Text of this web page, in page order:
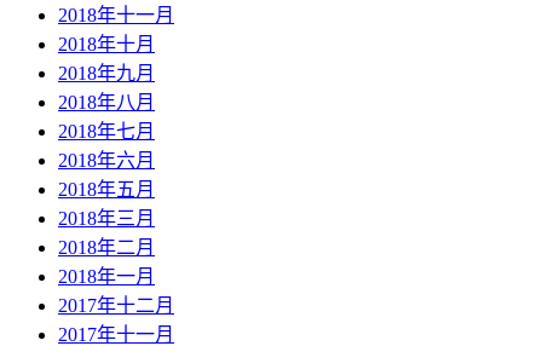
2018年十一月
2018年十月
2018年九月
2018年八月
2018年七月
2018年六月
2018年五月
2018年三月
2018年二月
2018年一月
2017年十二月
2017年十一月